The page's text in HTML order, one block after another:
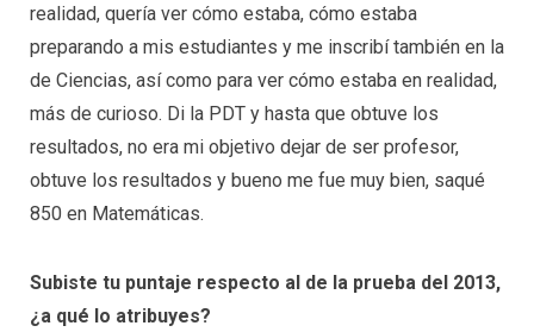
realidad, quería ver cómo estaba, cómo estaba
preparando a mis estudiantes y me inscribí también en la
de Ciencias, así como para ver cómo estaba en realidad,
más de curioso. Di la PDT y hasta que obtuve los
resultados, no era mi objetivo dejar de ser profesor,
obtuve los resultados y bueno me fue muy bien, saqué
850 en Matemáticas.
Subiste tu puntaje respecto al de la prueba del 2013,
¿a qué lo atribuyes?